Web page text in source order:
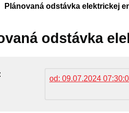
Plánovaná odstávka elektrickej
odstávka
od: 09.07.2024